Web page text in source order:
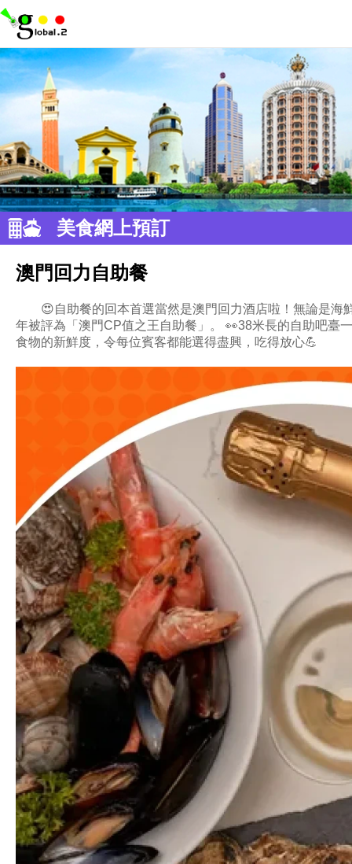
美食網上預訂
澳門回力自助餐
😍自助餐的回本首選當然是澳門回力酒店啦！無論是
年被評為「澳門CP值之王自助餐」。 👀38米長的自助吧臺
食物的新鮮度，令每位賓客都能選得盡興，吃得放心💪